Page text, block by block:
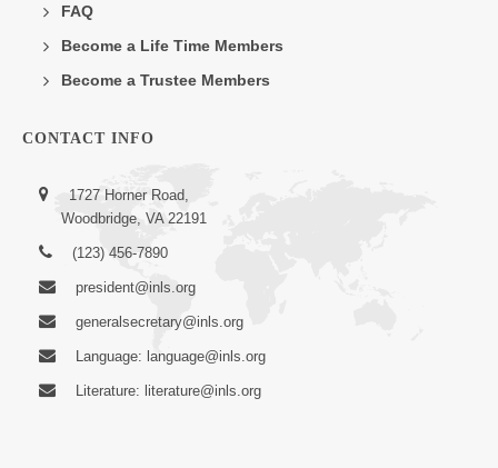
FAQ
Become a Life Time Members
Become a Trustee Members
CONTACT INFO
1727 Horner Road,
Woodbridge, VA 22191
(123) 456-7890
president@inls.org
generalsecretary@inls.org
Language: language@inls.org
Literature: literature@inls.org